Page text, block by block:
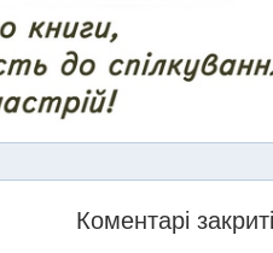
Коментарі